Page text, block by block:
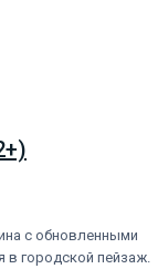
с обновленными
городской пейзаж.